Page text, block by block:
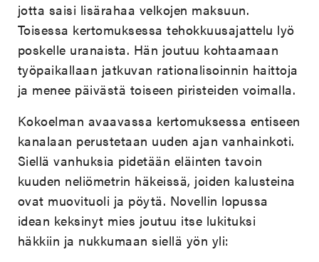
jotta saisi lisärahaa velkojen maksuun.
Toisessa kertomuksessa tehokkuusajattelu lyö
poskelle uranaista. Hän joutuu kohtaamaan
työpaikallaan jatkuvan rationalisoinnin haittoja
ja menee päivästä toiseen piristeiden voimalla.
Kokoelman avaavassa kertomuksessa entiseen
kanalaan perustetaan uuden ajan vanhainkoti.
Siellä vanhuksia pidetään eläinten tavoin
kuuden neliömetrin häkeissä, joiden kalusteina
ovat muovituoli ja pöytä. Novellin lopussa
idean keksinyt mies joutuu itse lukituksi
häkkiin ja nukkumaan siellä yön yli: